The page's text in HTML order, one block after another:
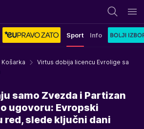
Sport Info
Košarka
Virtus dobija licencu Evrolige sa
samo Zvezda i Partizan
ugovoru: Evropski
red, slede ključni dani